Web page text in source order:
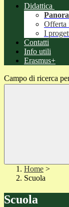
Didattica
Offerta
I
Contatti
Info utili
Erasmus+
Campo di ricerca
Home >
Scuola
Scuola